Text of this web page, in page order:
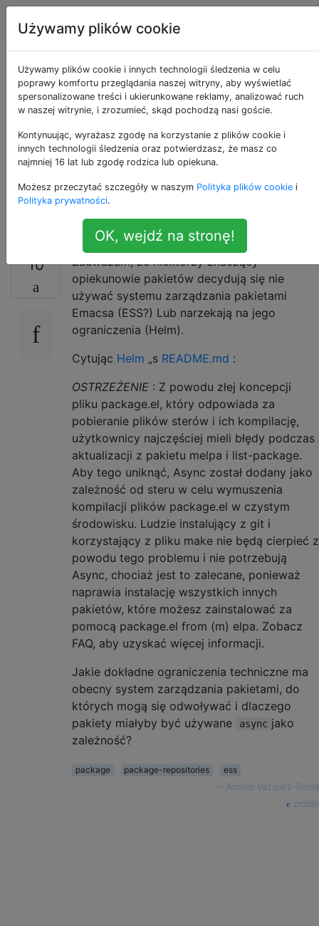
Emacs Tagi
Uwagi techniczne dla
opiekunów pakietów,
aby nie korzystali z
menedżera pakietów
Emacsa?
10
Zauważam, że niektórzy znaczący
opiekunowie pakietów decydują się nie
używać systemu zarządzania pakietami
Emacsa (ESS?) Lub narzekają na jego
ograniczenia (Helm).
Cytując Helm „s README.md :
OSTRZEŻENIE : Z powodu złej koncepcji
pliku package.el, który odpowiada za
pobieranie plików sterów i ich kompilację,
użytkownicy najczęściej mieli błędy podczas
aktualizacji z pakietu melpa i list-package.
Aby tego uniknąć, Async został dodany jako
zależność od steru w celu wymuszenia
kompilacji plików package.el w czystym
środowisku. Ludzie instalujący z git i
korzystający z pliku make nie będą cierpieć z
powodu tego problemu i nie potrzebują
Async, chociaż jest to zalecane, ponieważ
naprawia instalację wszystkich innych
pakietów, które możesz zainstalować za
pomocą package.el from (m) elpa. Zobacz
FAQ, aby uzyskać więcej informacji.
Jakie dokładne ograniczenia techniczne ma
obecny system zarządzania pakietami, do
których mogą się odwoływać i dlaczego
pakiety miałyby być używane
async jako
zależność?
package package-repositories
ess
Amelio Vazquez-Reina
źródło
Używamy plików cookie
Używamy plików cookie i innych technologii śledzenia w celu
poprawy komfortu przeglądania naszej witryny, aby wyświetlać
spersonalizowane treści i ukierunkowane reklamy, analizować ruch
w naszej witrynie, i zrozumieć, skąd pochodzą nasi goście.
Kontynuując, wyrażasz zgodę na korzystanie z plików cookie i
innych technologii śledzenia oraz potwierdzasz, że masz co
najmniej 16 lat lub zgodę rodzica lub opiekuna.
Możesz przeczytać szczegóły w naszym Polityka plików cookie i
Polityka prywatności.
OK, wejdź na stronę!